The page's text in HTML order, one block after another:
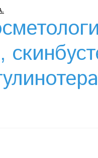
в Израиле: